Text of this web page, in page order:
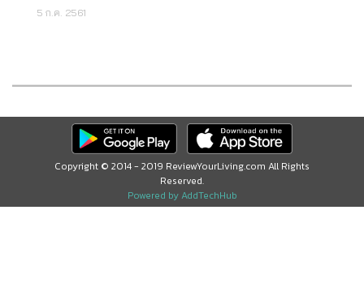
จำกัด (มหาชน) ที่ตั้งโครงการ : ถนนพหลโยธิน แขวงจอมพล เขต
รวมซ้อนคัน ขนาดห้อง : - สตูดิโอ ขนาดพื้นที่ใช้สอยประมาณ
- 2 ห้องนอน 1 ห้องน้ำขนาดพื้นที่ใช้สอย 48.6ตร.ม. - 2 ห้องนอน
2 ห้องน้ำขนาดพื้นที่ใช้สอย 57.8-66.5ตร.ม. สิ่งอำนวยความ
สะดวกส่วนกลาง : - สระว่ายน้ำ 3 สระ - ห้องซาวน่าและห้องสตรีม
- ห้องออกกำลังกาย - ห้องโยคะ - ห้องอเนกประสงค์ - จุดจอดและ
ทางปั่นจักรยาน - สวนพักผ่อน - หน้าผาจำลอง - พื้นที่
5 ก.ค. 2561
Copyright © 2014 - 2019 ReviewYourLiving.com All Rights
Reserved.
Powered by AddTechHub